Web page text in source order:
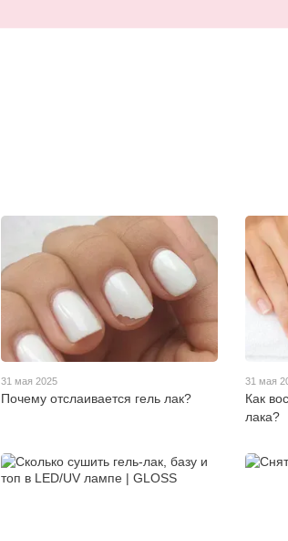
31 мая 2025
Почему отслаивается гель лак?
31 мая
Как
лака?